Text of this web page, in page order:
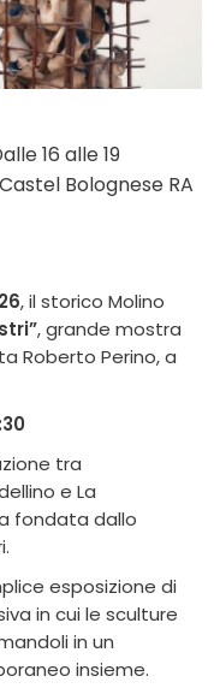
16 alle 19
Bolognese RA
, il storico Molino
, grande mostra
Roberto Perino, a
tra
e La
fondata dallo
esposizione di
in cui le sculture
in un
insieme.